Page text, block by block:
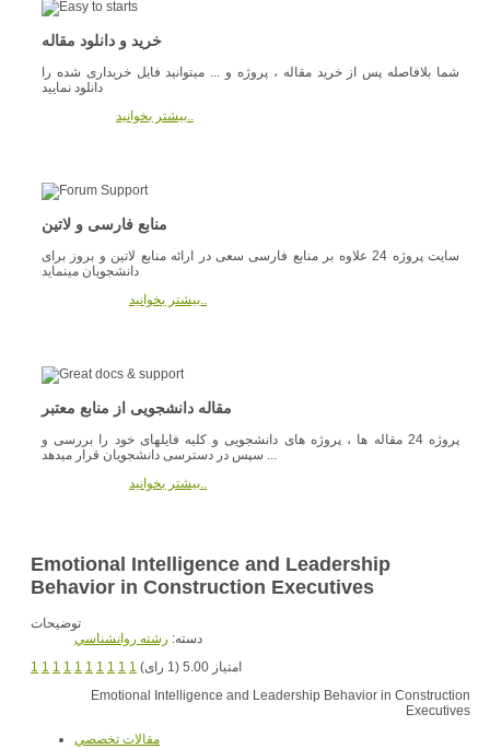
خرید و دانلود مقاله
شما بلافاصله پس از خرید مقاله ، پروژه و ... میتوانید فایل خریداری شده را
دانلود نمایید
بیشتر بخوانید..
منابع فارسی و لاتین
سایت پروژه 24 علاوه بر منابع فارسی سعی در ارائه منابع لاتین و بروز برای
دانشجویان مینماید
بیشتر بخوانید..
مقاله دانشجویی از منابع معتبر
پروژه 24 مقاله ها ، پروژه های دانشجویی و کلیه فایلهای خود را بررسی و
سپس در دسترسی دانشجویان قرار میدهد ...
بیشتر بخوانید..
Emotional Intelligence and Leadership
Behavior in Construction Executives
توضیحات
دسته: رشته روانشناسي
1 1 1 1 1 1 1 1 1 1
امتیاز 5.00 (1 رای)
Emotional Intelligence and Leadership Behavior in Construction
Executives
مقالات تخصصي